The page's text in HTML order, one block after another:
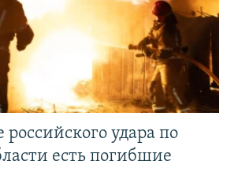
российского удара по
есть погибшие